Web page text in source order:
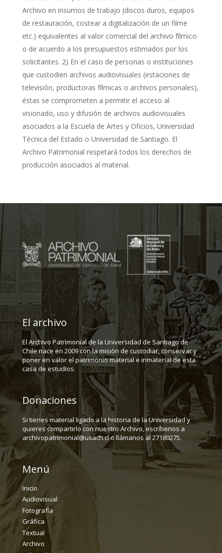
Archivo en insumos de trabajo (discos duros, equipos
de restauración, costear a digitalización de un filme
etc.) equivalentes al valor comercial del archivo fílmico
o de acuerdo a los presupuestos estimados por los
solicitantes. 2) En el caso de personas o instituciones
que custodien archivos audiovisuales (estaciones de
televisión, productoras fílmicas o archivos personales),
éstas se comprometen a permitir el acceso al
visionado, uso y difusión de archivos audiovisuales
asociados a la Escuela de Artes y Oficios, Universidad
Técnica del Estado o Universidad de Santiago. El
Archivo Patrimonial respetará todos los derechos de
producción asociados al material.
El archivo
El Archivo Patrimonial de la Universidad de Santiago de
Chile nace en 2009 con la misión de custodiar, conservar y
poner en valor el patrimonio material e inmaterial de esta
casa de estudios.
Donaciones
Si tienes material ligado a la historia de la Universidad y
quieres compartirlo con nuestro Archivo, escríbenos a
archivopatrimonial@usach.cl o llámanos al 27180275.
Menú
Inicio
Audiovisual
Fotografía
Gráfica
Textual
Archivo